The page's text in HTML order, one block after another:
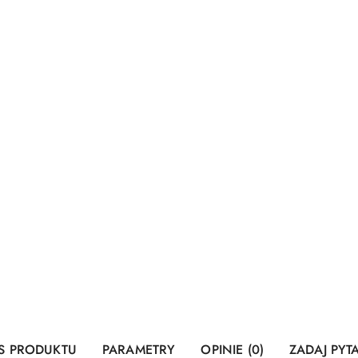
PRODUKTU PARAMETRY OPINIE (0) ZADAJ